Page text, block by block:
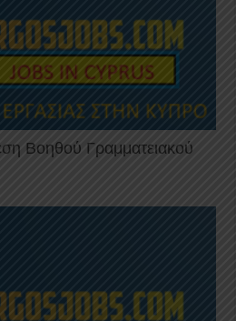
Βοηθού Γραμματειακού